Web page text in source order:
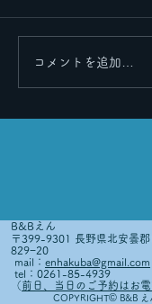
皆さまのおか
コメントを追加…
B&Bえん
〒399-9301 長野県北安曇
829−20
mail： enhakuba@gmail.com
tel：0261-85-4939
（ 前日、当日のご予約はお
COPYRIGHT© B&B え